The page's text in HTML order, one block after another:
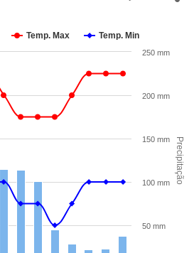
Precipitação
Temp. Max Temp. Min
50 mm
100 mm
150 mm
200 mm
250 mm